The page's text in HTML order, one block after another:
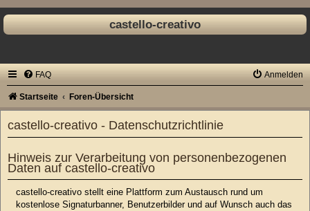
castello-creativo
FAQ Anmelden
Startseite Foren-Übersicht
castello-creativo - Datenschutzrichtlinie
Hinweis zur Verarbeitung von personenbezogenen
Daten auf castello-creativo
castello-creativo stellt eine Plattform zum Austausch rund um
kostenlose Signaturbanner, Benutzerbilder und auf Wunsch auch das